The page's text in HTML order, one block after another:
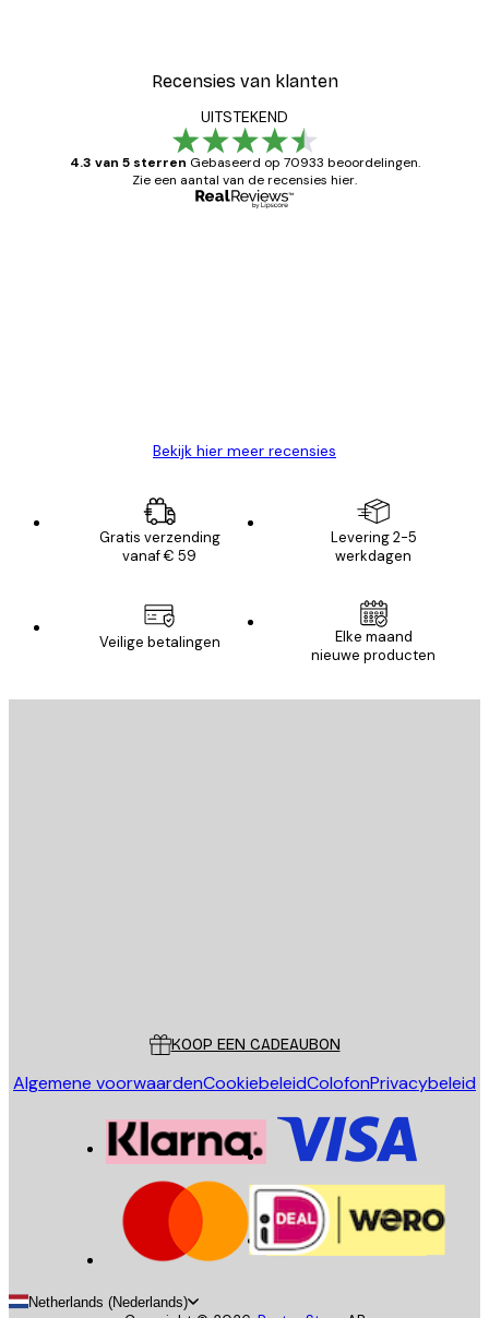
Recensies van klanten
UITSTEKEND
4.3 van 5 sterren Gebaseerd op 70933 beoordelingen.
Zie een aantal van de recensies hier.
Bekijk hier meer recensies
Gratis verzending
vanaf € 59
Levering 2-5
werkdagen
Veilige betalingen
Elke maand
nieuwe producten
KOOP EEN CADEAUBON
Algemene voorwaardenCookiebeleidColofonPrivacybeleid
Netherlands (Nederlands)